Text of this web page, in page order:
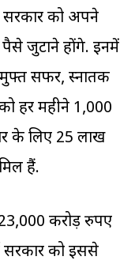
सरकार को अपने
पैसे जुटाने होंगे. इनमें
सफर, स्नातक
हर महीने 1,000
के लिए 25 लाख
हैं.
करोड़ रुपए
सरकार को इससे